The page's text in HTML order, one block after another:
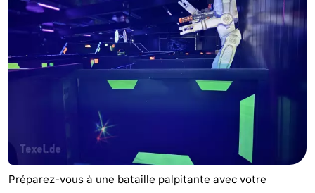
Préparez-vous à une bataille palpitante avec votre